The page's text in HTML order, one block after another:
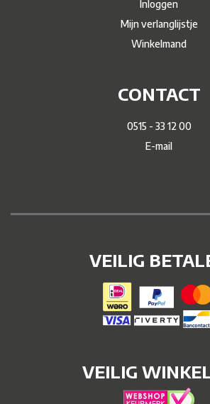
Inloggen
Mijn verlanglijstje
Winkelmand
CONTACT
0515 - 33 12 00
E-mail
VEILIG
VEILIG